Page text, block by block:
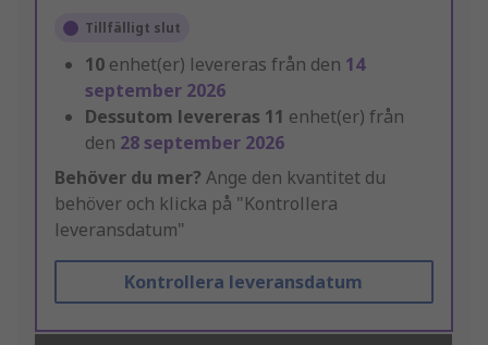
Tillfälligt slut
10 enhet(er) levereras från den 14
september 2026
Dessutom levereras 11 enhet(er) från
den 28 september 2026
Behöver du mer? Ange den kvantitet du
behöver och klicka på "Kontrollera
leveransdatum"
Kontrollera leveransdatum